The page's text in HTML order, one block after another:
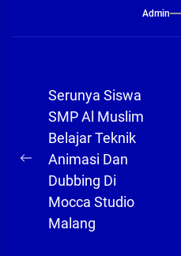
Admin
Navigasi
pos
Previous
post:
Serunya Siswa
SMP Al Muslim
Belajar Teknik
Animasi Dan
Dubbing Di
Mocca Studio
Malang